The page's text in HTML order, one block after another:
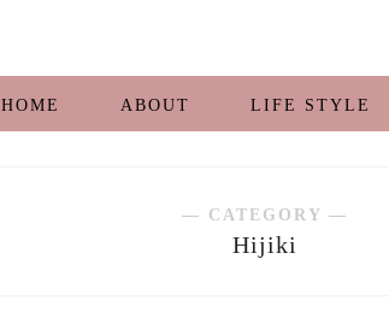
HOME ABOUT LIFE STYLE
― CATEGORY ―
Hijiki